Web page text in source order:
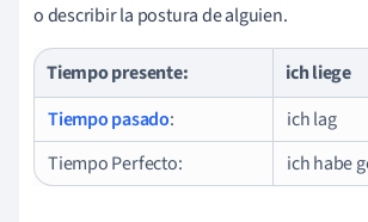
o describir la postura de alguien.
Tiempo presente:
ich liege
Tiempo pasado:
ich lag
Tiempo Perfecto:
ich habe